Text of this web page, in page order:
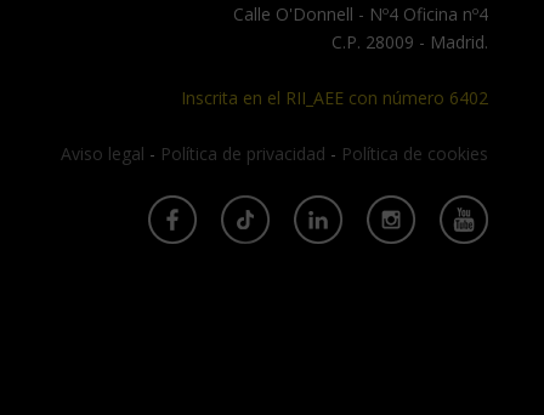
Calle O'Donnell - Nº4 Oficina nº4
C.P. 28009 - Madrid.
Inscrita en el RII_AEE con número 6402
Aviso legal - Política de privacidad - Política de cookies